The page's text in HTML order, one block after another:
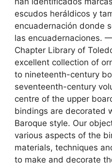
escudos heráldicos y
encuadernación donde
las encuadernaciones.
Chapter Library of
excellent collection of
to nineteenth-century
seventeenth-century
centre of the upper
bindings are decorated
Baroque style. Our
various aspects of the
materials, techniques
to make and decorate